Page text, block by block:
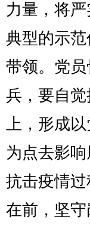
力量，将
典型的示
带领。党
兵，要自
上，形成以
为点去影
抗击疫情
在前，坚